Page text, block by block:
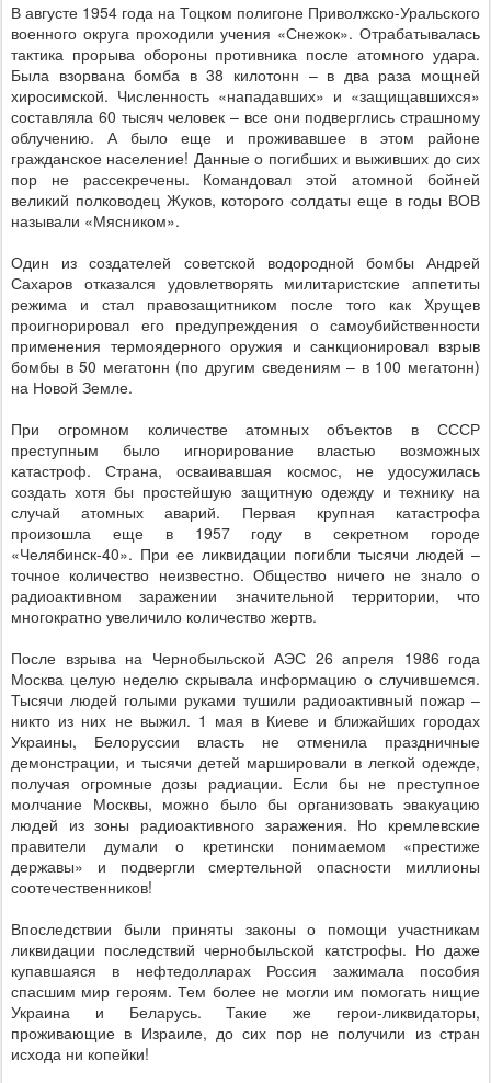
В августе 1954 года на Тоцком полигоне Приволжско-Уральского
военного округа проходили учения «Снежок». Отрабатывалась
тактика прорыва обороны противника после атомного удара.
Была взорвана бомба в 38 килотонн – в два раза мощней
хиросимской. Численность «нападавших» и «защищавшихся»
составляла 60 тысяч человек – все они подверглись страшному
облучению. А было еще и проживавшее в этом районе
гражданское население! Данные о погибших и выживших до сих
пор не рассекречены. Командовал этой атомной бойней
великий полководец Жуков, которого солдаты еще в годы ВОВ
называли «Мясником».
Один из создателей советской водородной бомбы Андрей
Сахаров отказался удовлетворять милитаристские аппетиты
режима и стал правозащитником после того как Хрущев
проигнорировал его предупреждения о самоубийственности
применения термоядерного оружия и санкционировал взрыв
бомбы в 50 мегатонн (по другим сведениям – в 100 мегатонн)
на Новой Земле.
При огромном количестве атомных объектов в СССР
преступным было игнорирование властью возможных
катастроф. Страна, осваивавшая космос, не удосужилась
создать хотя бы простейшую защитную одежду и технику на
случай атомных аварий. Первая крупная катастрофа
произошла еще в 1957 году в секретном городе
«Челябинск-40». При ее ликвидации погибли тысячи людей –
точное количество неизвестно. Общество ничего не знало о
радиоактивном заражении значительной территории, что
многократно увеличило количество жертв.
После взрыва на Чернобыльской АЭС 26 апреля 1986 года
Москва целую неделю скрывала информацию о случившемся.
Тысячи людей голыми руками тушили радиоактивный пожар –
никто из них не выжил. 1 мая в Киеве и ближайших городах
Украины, Белоруссии власть не отменила праздничные
демонстрации, и тысячи детей маршировали в легкой одежде,
получая огромные дозы радиации. Если бы не преступное
молчание Москвы, можно было бы организовать эвакуацию
людей из зоны радиоактивного заражения. Но кремлевские
правители думали о кретински понимаемом «престиже
державы» и подвергли смертельной опасности миллионы
соотечественников!
Впоследствии были приняты законы о помощи участникам
ликвидации последствий чернобыльской катстрофы. Но даже
купавшаяся в нефтедолларах Россия зажимала пособия
спасшим мир героям. Тем более не могли им помогать нищие
Украина и Беларусь. Такие же герои-ликвидаторы,
проживающие в Израиле, до сих пор не получили из стран
исхода ни копейки!